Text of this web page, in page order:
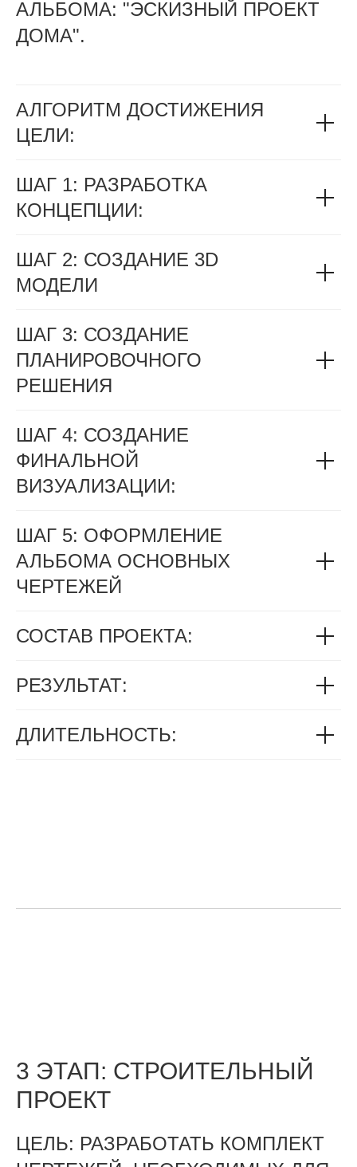
АЛЬБОМА: "ЭСКИЗНЫЙ ПРОЕКТ
ДОМА".
АЛГОРИТМ ДОСТИЖЕНИЯ
ЦЕЛИ:
ШАГ 1: РАЗРАБОТКА
КОНЦЕПЦИИ:
ШАГ 2: СОЗДАНИЕ 3D
МОДЕЛИ
ШАГ 3: СОЗДАНИЕ
ПЛАНИРОВОЧНОГО
РЕШЕНИЯ
ШАГ 4: СОЗДАНИЕ
ФИНАЛЬНОЙ
ВИЗУАЛИЗАЦИИ:
ШАГ 5: ОФОРМЛЕНИЕ
АЛЬБОМА ОСНОВНЫХ
ЧЕРТЕЖЕЙ
СОСТАВ ПРОЕКТА:
РЕЗУЛЬТАТ:
ДЛИТЕЛЬНОСТЬ:
3 ЭТАП: СТРОИТЕЛЬНЫЙ
ПРОЕКТ
ЦЕЛЬ: РАЗРАБОТАТЬ КОМПЛЕКТ